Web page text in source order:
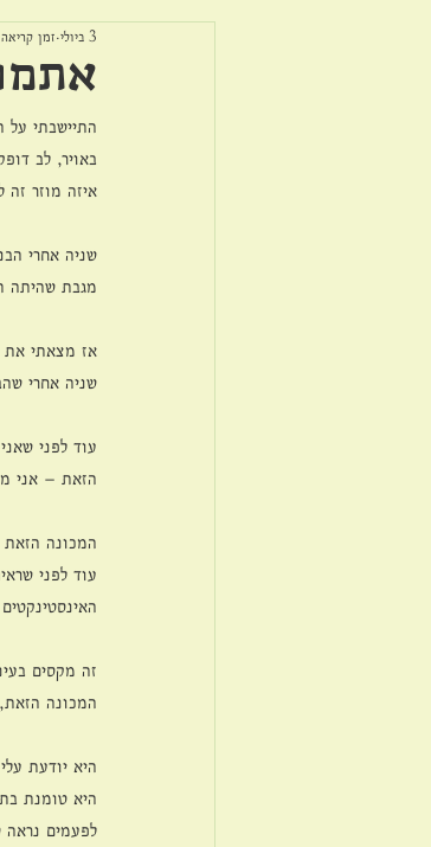
3 ביולי זמן קריאה 1 דקות
התיישבתי
באויר, לב
איזה מוזר
שניה אחרי
מגבת שהיתה
אז מצאתי את
שניה אחרי
עוד לפני
הזאת – אני
המכונה
עוד לפני
זה מקסים
המכונה
היא יודעת
היא טומנת
לפעמים נראה